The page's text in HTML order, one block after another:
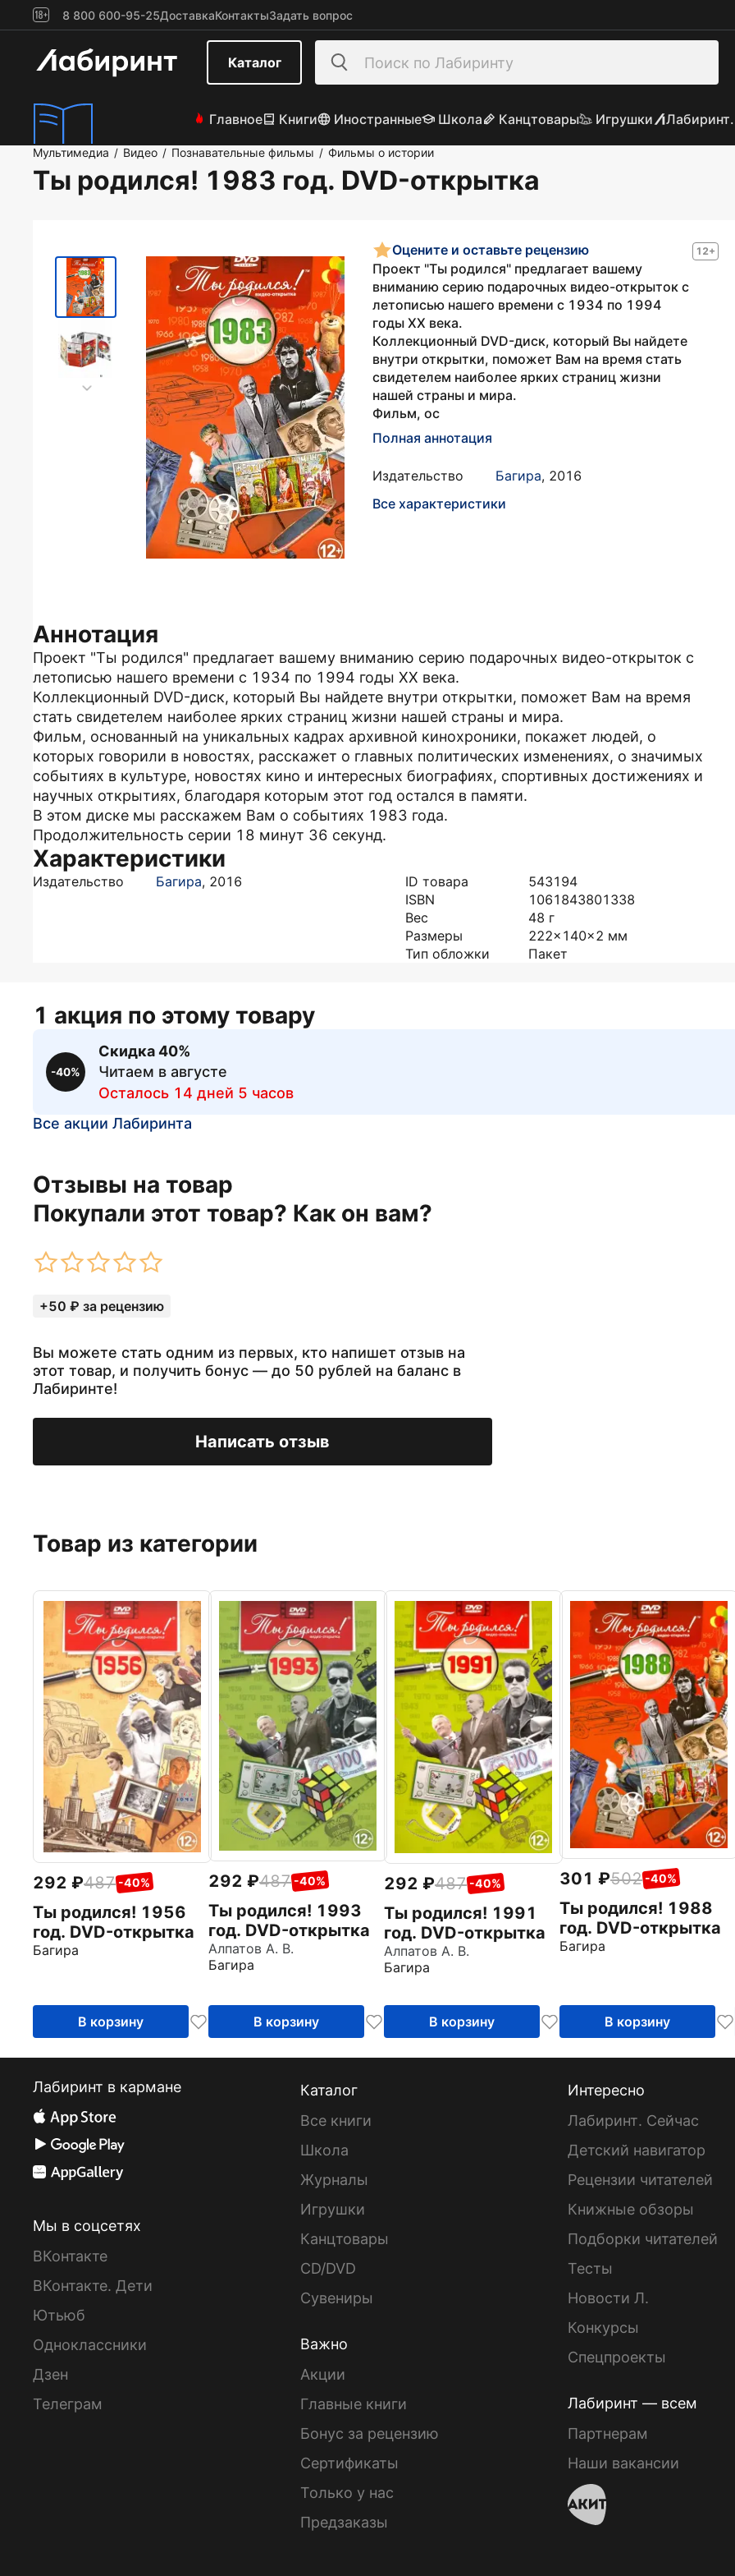
8 800 600-95-25ДоставкаКонтактыЗадать вопрос
Каталог
Главное Книги Иностранные Школа Канцтовары Игрушки
Мультимедиа / Видео / Познавательные фильмы / Фильмы о истории
Ты родился! 1983 год. DVD-открытка
12+
Оцените и оставьте рецензию
Проект "Ты родился" предлагает вашему
вниманию серию подарочных видео-открыток с
летописью нашего времени с 1934 по 1994
годы XX века.
Коллекционный DVD-диск, который Вы найдете
внутри открытки, поможет Вам на время стать
свидетелем наиболее ярких страниц жизни
нашей страны и мира.
Фильм, ос
Полная аннотация
Издательство Багира, 2016
Все характеристики
Аннотация
Проект "Ты родился" предлагает вашему вниманию серию подарочных видео-открыток с
летописью нашего времени с 1934 по 1994 годы XX века.
Коллекционный DVD-диск, который Вы найдете внутри открытки, поможет Вам на время
стать свидетелем наиболее ярких страниц жизни нашей страны и мира.
Фильм, основанный на уникальных кадрах архивной кинохроники, покажет людей, о
которых говорили в новостях, расскажет о главных политических изменениях, о значимых
событиях в культуре, новостях кино и интересных биографиях, спортивных достижениях и
научных открытиях, благодаря которым этот год остался в памяти.
В этом диске мы расскажем Вам о событиях 1983 года.
Продолжительность серии 18 минут 36 секунд.
Характеристики
Издательство Багира, 2016 ID товара
543194
ISBN
1061843801338
Вес
48 г
Размеры
222x140x2 мм
Тип обложки
Пакет
1 акция по этому товару
-40%
Скидка 40%
Читаем в августе
Осталось 14 дней 5 часов
Все акции Лабиринта
Отзывы на товар
Покупали этот товар? Как он вам?
+50 ₽ за рецензию
Вы можете стать одним из первых, кто напишет отзыв на
этот товар, и получить бонус — до 50 рублей на баланс в
Лабиринте!
Написать отзыв
Товар из категории
292 487 -40%
Ты родился! 1956
год. DVD-открытка
Багира
В корзину
292 487 -40%
Ты родился! 1993
год. DVD-открытка
Алпатов А. В.
Багира
В корзину
292 487 -40%
Ты родился! 1991
год. DVD-открытка
Алпатов А. В.
Багира
В корзину
301 502 -40%
Ты родился! 1988
год. DVD-открытка
Багира
В корзину
Лабиринт в кармане
Мы в соцсетях
ВКонтакте
ВКонтакте. Дети
Ютьюб
Одноклассники
Дзен
Телеграм
Каталог
Все книги
Школа
Журналы
Игрушки
Канцтовары
CD/DVD
Сувениры
Важно
Акции
Главные книги
Бонус за рецензию
Сертификаты
Только у нас
Предзаказы
Интересно
Лабиринт. Сейчас
Детский навигатор
Рецензии читателей
Книжные обзоры
Подборки читателей
Тесты
Новости Л.
Конкурсы
Спецпроекты
Лабиринт — всем
Партнерам
Наши вакансии